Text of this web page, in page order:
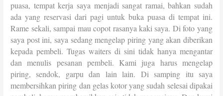
puasa, tempat kerja saya menjadi sangat ramai, bahkan sudah
ada yang reservasi dari pagi untuk buka puasa di tempat ini.
Rame sekali, sampai mau copot rasanya kaki saya. Di foto yang
saya post ini, saya sedang mengelap piring yang akan diberikan
kepada pembeli. Tugas waiters di sini tidak hanya mengantar
dan menulis pesanan pembeli. Kami juga harus mengelap
piring, sendok, garpu dan lain lain. Di samping itu saya
membersihkan piring dan gelas kotor yang sudah selesai dipakai